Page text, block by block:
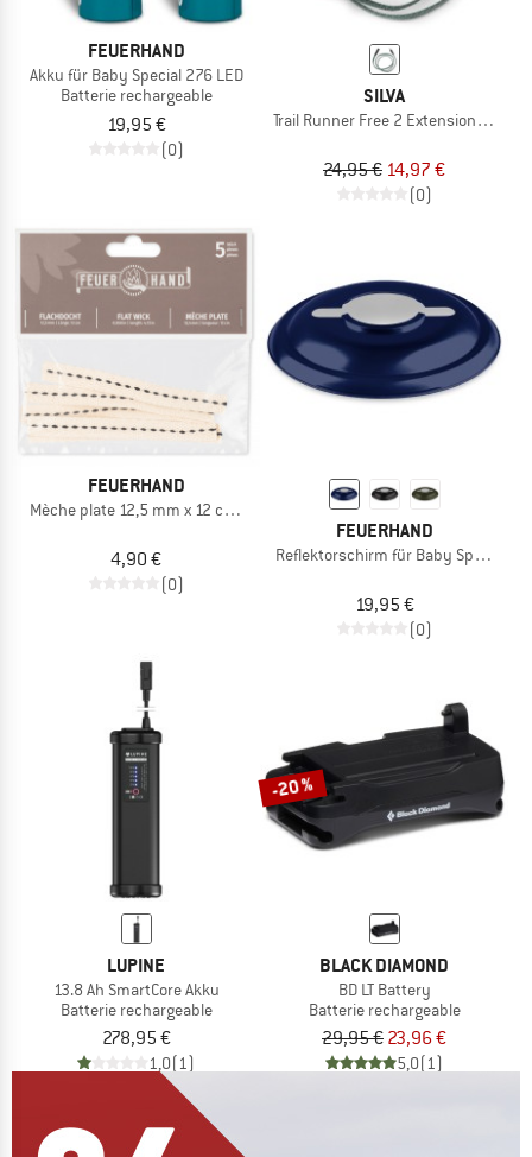
FEUERHAND
Akku für Baby Special 276 LED
Batterie rechargeable
19,95 €
(0)
SILVA
Trail Runner Free 2 Extension Cable
24,95 € 14,97 €
(0)
FEUERHAND
Mèche plate 12,5 mm x 12 cm (5 pièces)
4,90 €
(0)
FEUERHAND
Reflektorschirm für Baby Special
19,95 €
(0)
LUPINE
13.8 Ah SmartCore Akku
Batterie rechargeable
278,95 €
1,0(1)
-20 %
BLACK DIAMOND
BD LT Battery
Batterie rechargeable
29,95 € 23,96 €
5,0(1)